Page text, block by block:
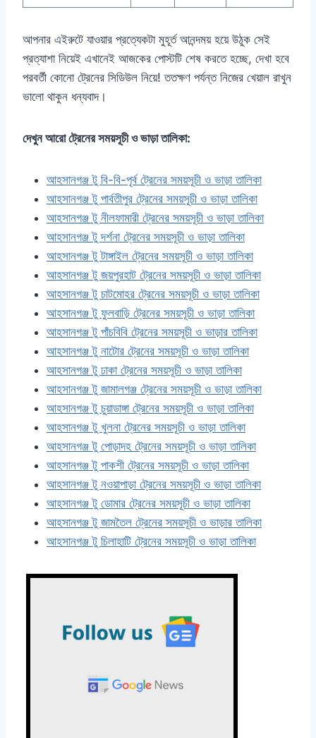
আপনার এইরুটে যাওয়ার প্রত্যেকটা মুহূর্ত আনন্দময় হয়ে উঠুক সেই
প্রত্যাশা নিয়েই এখানেই আজকের পোস্টটি শেষ করতে হচ্ছে, দেখা হবে
পরবর্তী কোনো ট্রেনের সিডিউল নিয়ে! ততক্ষণ পর্যন্ত নিজের খেয়াল রাখুন
ভালো থাকুন ধন্যবাদ।
দেখুন আরো ট্রেনের সময়সূচী ও ভাড়া তালিকা:
আহসানগঞ্জ টু বি-বি-পৃর্ব ট্রেনের সময়সূচী ও ভাড়া তালিকা
আহসানগঞ্জ টু পার্বতীপুর ট্রেনের সময়সূচী ও ভাড়া তালিকা
আহসানগঞ্জ টু নীলফামারী ট্রেনের সময়সূচী ও ভাড়া তালিকা
আহসানগঞ্জ টু দর্শনা ট্রেনের সময়সূচী ও ভাড়া তালিকা
আহসানগঞ্জ টু টাঙ্গাইল ট্রেনের সময়সূচী ও ভাড়া তালিকা
আহসানগঞ্জ টু জয়পুরহাট ট্রেনের সময়সূচী ও ভাড়া তালিকা
আহসানগঞ্জ টু চাটমোহর ট্রেনের সময়সূচী ও ভাড়া তালিকা
আহসানগঞ্জ টু ফুলবাড়ি ট্রেনের সময়সূচী ও ভাড়া তালিকা
আহসানগঞ্জ টু পাঁচবিবি ট্রেনের সময়সূচী ও ভাড়ার তালিকা
আহসানগঞ্জ টু নাটোর ট্রেনের সময়সূচী ও ভাড়া তালিকা
আহসানগঞ্জ টু ঢাকা ট্রেনের সময়সূচী ও ভাড়া তালিকা
আহসানগঞ্জ টু জামালগঞ্জ ট্রেনের সময়সূচী ও ভাড়া তালিকা
আহসানগঞ্জ টু চুয়াডাঙ্গা ট্রেনের সময়সূচী ও ভাড়া তালিকা
আহসানগঞ্জ টু খুলনা ট্রেনের সময়সূচী ও ভাড়া তালিকা
আহসানগঞ্জ টু পোড়াদহ ট্রেনের সময়সূচী ও ভাড়া তালিকা
আহসানগঞ্জ টু পাকশী ট্রেনের সময়সূচী ও ভাড়া তালিকা
আহসানগঞ্জ টু নওয়াপাড়া ট্রেনের সময়সূচী ও ভাড়া তালিকা
আহসানগঞ্জ টু ডোমার ট্রেনের সময়সূচী ও ভাড়া তালিকা
আহসানগঞ্জ টু জামতৈল ট্রেনের সময়সূচী ও ভাড়ার তালিকা
আহসানগঞ্জ টু চিলাহাটি ট্রেনের সময়সূচী ও ভাড়া তালিকা